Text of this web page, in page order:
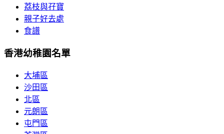
荔枝與孖寶
親子好去處
食譜
香港幼稚園名單
大埔區
沙田區
北區
元朗區
屯門區